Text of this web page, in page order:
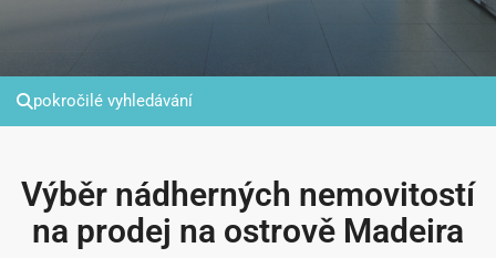
pokročilé vyhledávání
Výběr nádherných nemovitostí
na prodej na ostrově Madeira
Estreito